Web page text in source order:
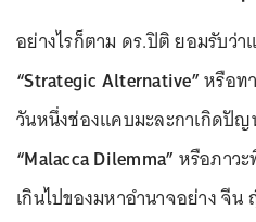
อย่างไรก็ตาม ดร.ปิติ ยอมรับว่
“Strategic Alternative”หรือท
วันหนึ่งช่องแคบมะละกาเกิดปั
“Malacca Dilemma” หรือภาว
เกินไปของมหาอำนาจอย่าง จี